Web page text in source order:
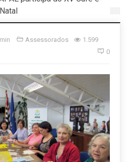
Assessorados
1.599
0